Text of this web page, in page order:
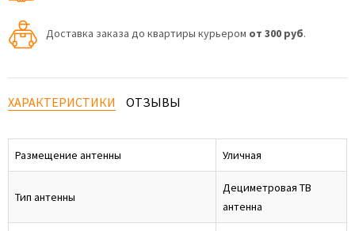
Доставка заказа до квартиры курьером от 300 руб.
ХАРАКТЕРИСТИКИ ОТЗЫВЫ
Размещение антенны Уличная
Тип антенны
Дециметровая ТВ
антенна